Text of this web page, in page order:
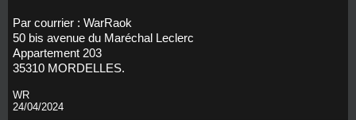
Par courrier : WarRaok
50 bis avenue du Maréchal Leclerc
Appartement 203
35310 MORDELLES.
WR
24/04/2024